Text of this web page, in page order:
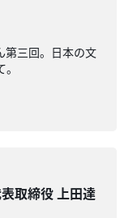
第三回。日本の文
取締役 上田達